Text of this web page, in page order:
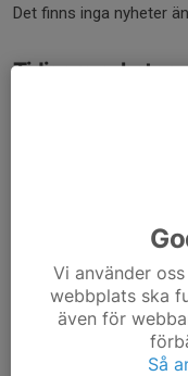
Det finns inga nyheter
Tidigare nyheter
Det finns inga tidigare
Vi använder
webbplats ska
även för
Så